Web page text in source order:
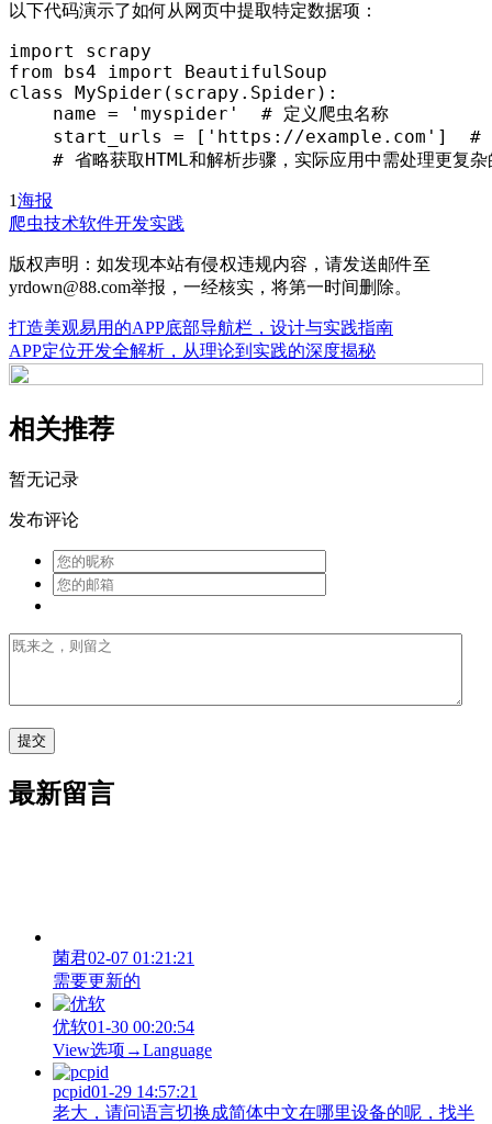
以下代码演示了如何从网页中提取特定数据项：
import scrapy
from bs4 import BeautifulSoup
class MySpider(scrapy.Spider):
    name = 'myspider'  # 定义爬虫名称
start_urls = ['https://example.com']  #
# 省略获取HTML和解析步骤，实际应用中需处理更复杂
1海报
爬虫技术软件开发实践
版权声明：如发现本站有侵权违规内容，请发送邮件至
yrdown@88.com举报，一经核实，将第一时间删除。
打造美观易用的APP底部导航栏，设计与实践指南
APP定位开发全解析，从理论到实践的深度揭秘
相关推荐
暂无记录
发布评论
最新留言
菌君02-07 01:21:21
需要更新的
优软01-30 00:20:54
View‌选项→Language
pcpid01-29 14:57:21
老大，请问语言切换成简体中文在哪里设备的呢，找半